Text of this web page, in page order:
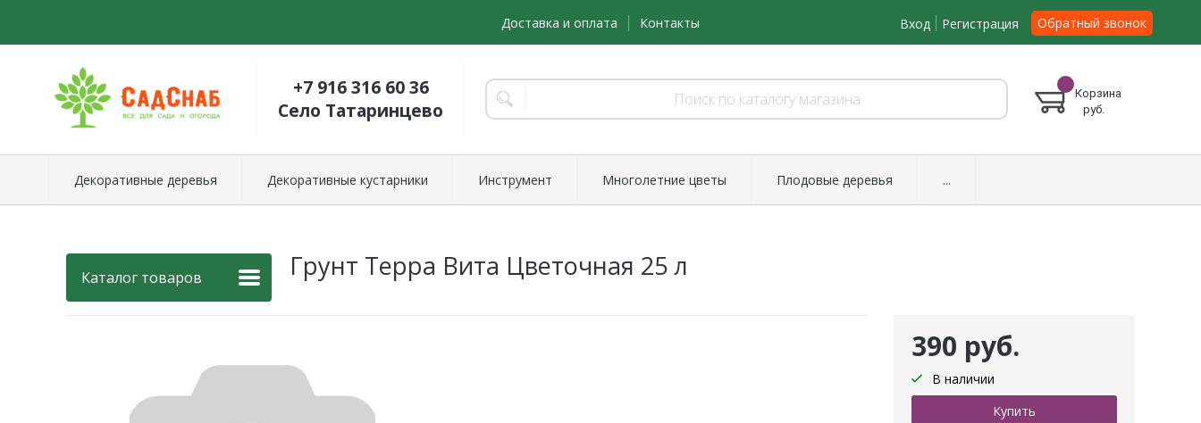
Доставка и оплата Контакты Вход Регистрация Обратный звонок
+7 916 316 60 36
Село Татаринцево
Корзина
руб.
Декоративные деревья Декоративные кустарники Инструмент Многолетние цветы Плодовые деревья ...
Каталог товаров Грунт Терра Вита Цветочная 25 л
390 руб.
В наличии